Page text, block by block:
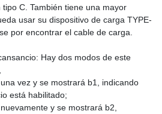
C. También tiene una mayor
usar su dispositivo de carga TYPE-
por encontrar el cable de carga.
Hay dos modos de este
vez y se mostrará b1, indicando
está habilitado;
y se mostrará b2,